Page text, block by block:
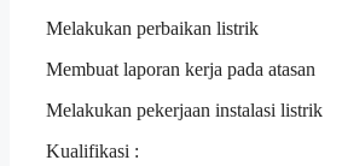
Melakukan perbaikan listrik
Membuat laporan kerja pada atasan
Melakukan pekerjaan instalasi listrik
Kualifikasi :